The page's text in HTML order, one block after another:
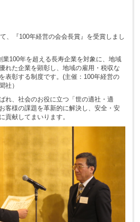
、『100年経営の会会長賞』を受賞しまし
業100年を超える長寿企業を対象に、地域
れた企業を顕彰し、地域の雇用・税収な
表彰する制度です。(主催：100年経営の
社）
れ、社会のお役に立つ「世の適社・適
客様の課題を革新的に解決し、安全・安
貢献してまいります。